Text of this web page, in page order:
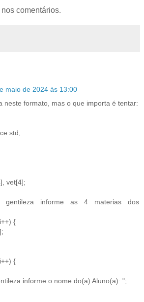
comentários.
maio de 2024 às 13:00
neste formato, mas o que importa é tentar:
std;
vet[4];
gentileza informe as 4 materias dos
{
{
informe o nome do(a) Aluno(a): ";